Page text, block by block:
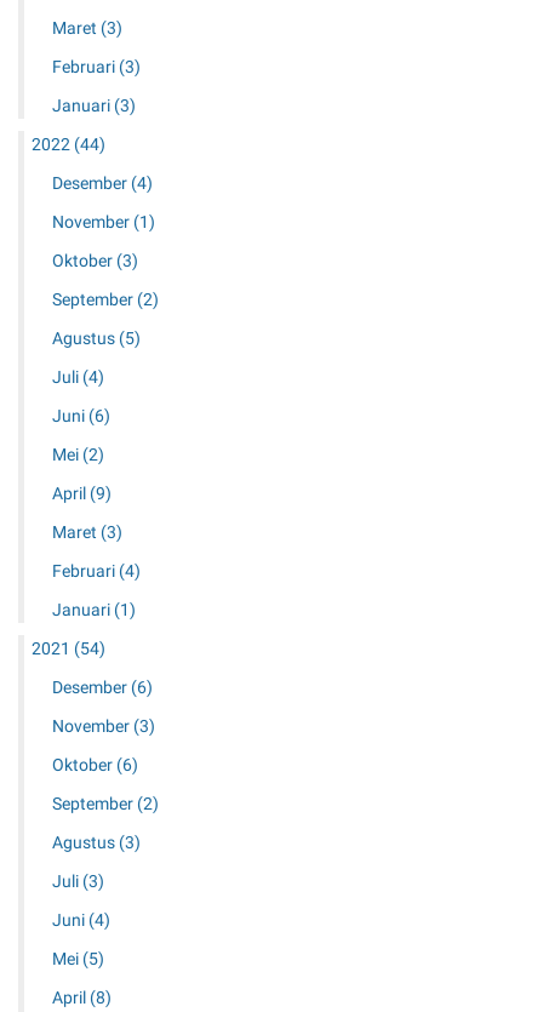
Maret (3)
Februari (3)
Januari (3)
2022 (44)
Desember (4)
November (1)
Oktober (3)
September (2)
Agustus (5)
Juli (4)
Juni (6)
Mei (2)
April (9)
Maret (3)
Februari (4)
Januari (1)
2021 (54)
Desember (6)
November (3)
Oktober (6)
September (2)
Agustus (3)
Juli (3)
Juni (4)
Mei (5)
April (8)